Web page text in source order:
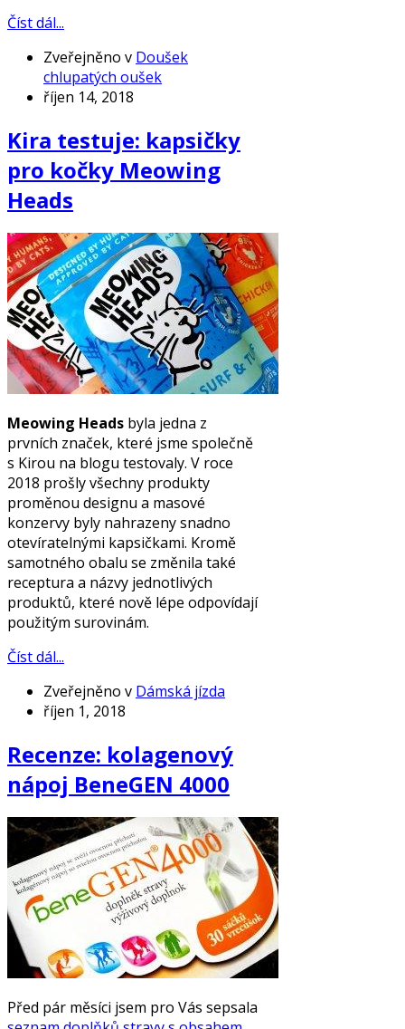
Číst dál...
Zveřejněno v Doušek
chlupatých oušek
říjen 14, 2018
Kira testuje: kapsičky
pro kočky Meowing
Heads
Meowing Heads byla jedna z
prvních značek, které jsme společně
s Kirou na blogu testovaly. V roce
2018 prošly všechny produkty
proměnou designu a masové
konzervy byly nahrazeny snadno
otevíratelnými kapsičkami. Kromě
samotného obalu se změnila také
receptura a názvy jednotlivých
produktů, které nově lépe odpovídají
použitým surovinám.
Číst dál...
Zveřejněno v Dámská jízda
říjen 1, 2018
Recenze: kolagenový
nápoj BeneGEN 4000
Před pár měsíci jsem pro Vás sepsala